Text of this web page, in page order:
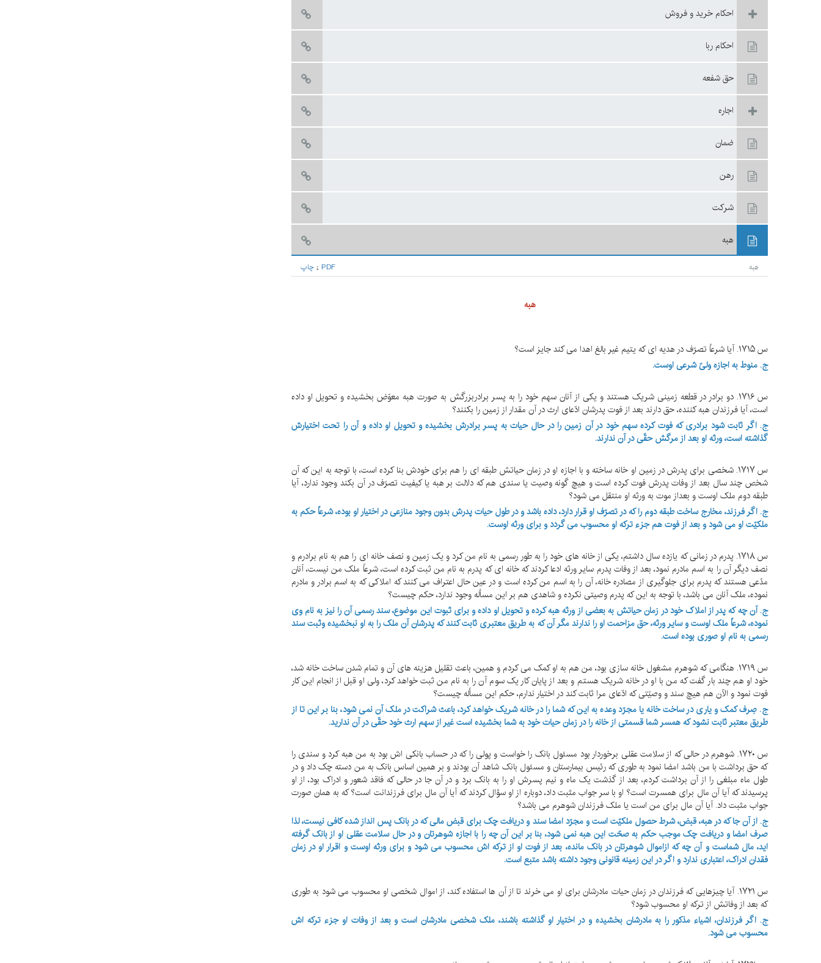
احكام خريد و فروش
احكام ربا
حق شفعه
اجاره
ضمان
رهن
شركت
هبه
هبه چاپ ; PDF
هبه
س ۱۷۱۵. آیا شرعاً تصرّف در هدیه ای که یتیم غیر بالغ اهدا می کند جایز است؟
ج. منوط به اجازه ولیّ شرعی اوست.
س ۱۷۱۶. دو برادر در قطعه زمینی شریک هستند و یکی از آنان سهم خود را به پسر برادربزرگش به صورت هبه معوّض بخشیده و تحویل او داده
است، آیا فرزندان هبه کننده، حق دارند بعد از فوت پدرشان ادّعای ارث در آن مقدار از زمین را بکنند؟
ج. اگر ثابت شود برادری که فوت کرده سهم خود در آن زمین را در حال حیات به پسر برادرش بخشیده و تحویل او داده و آن را تحت اختیارش
گذاشته است، ورثه او بعد از مرگش حقّی در آن ندارند.
س ۱۷۱۷. شخصی برای پدرش در زمین او خانه ساخته و با اجازه او در زمان حیاتش طبقه ای را هم برای خودش بنا کرده است، با توجه به این که آن
شخص چند سال بعد از وفات پدرش فوت کرده است و هیچ گونه وصیت یا سندی هم که دلالت بر هبه یا کیفیت تصرّف در آن بکند وجود ندارد، آیا
طبقه دوم ملک اوست و بعداز موت به ورثه او منتقل می شود؟
ج. اگر فرزند، مخارج ساخت طبقه دوم را که در تصرّف او قرار دارد، داده باشد و در طول حیات پدرش بدون وجود منازعی در اختیار او بوده، شرعاً حکم به
ملکیّت او می شود و بعد از فوت هم جزء ترکه او محسوب می گردد و برای ورثه اوست.
س ۱۷۱۸. پدرم در زمانی که یازده سال داشتم، یکی از خانه های خود را به طور رسمی به نام من کرد و یک زمین و نصف خانه ای را هم به نام برادرم و
نصف دیگر آن را به اسم مادرم نمود، بعد از وفات پدرم سایر ورثه ادعا کردند که خانه ای که پدرم به نام من ثبت کرده است، شرعاً ملک من نیست، آنان
مدّعی هستند که پدرم برای جلوگیری از مصادره خانه، آن را به اسم من کرده است و در عین حال اعتراف می کنند که املاکی که به اسم برادر و مادرم
نموده، ملک آنان می باشد، با توجه به این که پدرم وصیتی نکرده و شاهدی هم بر این مسأله وجود ندارد، حکم چیست؟
ج. آن چه که پدر از املاک خود در زمان حیاتش به بعضی از ورثه هبه کرده و تحویل او داده و برای ثبوت این موضوع، سند رسمی آن را نیز به نام وی
نموده، شرعاً ملک اوست و سایر ورثه، حق مزاحمت او را ندارند مگر آن که به طریق معتبری ثابت کنند که پدرشان آن ملک را به او نبخشیده وثبت سند
رسمی به نام او صوری بوده است.
س ۱۷۱۹. هنگامی که شوهرم مشغول خانه سازی بود، من هم به او کمک می کردم و همین، باعث تقلیل هزینه های آن و تمام شدن ساخت خانه شد،
خود او هم چند بار گفت که من با او در خانه شریک هستم و بعد از پایان کار یک سوم آن را به نام من ثبت خواهد کرد، ولی او قبل از انجام این کار
فوت نمود و الآن هم هیچ سند و وصیّتی که ادّعای مرا ثابت کند در اختیار ندارم، حکم این مسأله چیست؟
ج. صِرف کمک و یاری در ساخت خانه یا مجرّد وعده به این که شما را در خانه شریک خواهد کرد، باعث شراکت در ملک آن نمی شود، بنا بر این تا از
طریق معتبر ثابت نشود که همسر شما قسمتی از خانه را در زمان حیات خود به شما بخشیده است غیر از سهم ارث خود حقّی در آن ندارید.
س ۱۷۲۰. شوهرم در حالی که از سلامت عقلی برخوردار بود مسئول بانک را خواست و پولی را که در حساب بانکی اش بود به من هبه کرد و سندی را
که حق برداشت با من باشد امضا نمود به طوری که رئیس بیمارستان و مسئول بانک شاهد آن بودند و بر همین اساس بانک به من دسته چک داد و در
طول ماه مبلغی را از آن برداشت کردم، بعد از گذشت یک ماه و نیم پسرش او را به بانک برد و در آن جا در حالی که فاقد شعور و ادراک بود، از او
پرسیدند که آیا آن مال برای همسرت است؟ او با سر جواب مثبت داد، دوباره از او سؤال کردند که آیا آن مال برای فرزندانت است؟ که به همان صورت
جواب مثبت داد. آیا آن مال برای من است یا ملک فرزندان شوهرم می باشد؟
ج. از آن جا که در هبه، قبض، شرط حصول ملکیّت است و مجرّد امضا سند و دریافت چک برای قبض مالی که در بانک پس انداز شده کافی نیست، لذا
صرف امضا و دریافت چک موجب حکم به صحّت این هبه نمی شود، بنا بر این آن چه را با اجازه شوهرتان و در حال سلامت عقلی او از بانک گرفته
اید، مال شماست و آن چه که ازاموال شوهرتان در بانک مانده، بعد از فوت او از ترکه اش محسوب می شود و برای ورثه اوست و اقرار او در زمان
فقدان ادراک، اعتباری ندارد و اگر در این زمینه قانونی وجود داشته باشد متبع است.
س ۱۷۲۱. آیا چیزهایی که فرزندان در زمان حیات مادرشان برای او می خرند تا از آن ها استفاده کند، از اموال شخصی او محسوب می شود به طوری
که بعد از وفاتش از ترکه او محسوب شود؟
ج. اگر فرزندان، اشیاء مذکور را به مادرشان بخشیده و در اختیار او گذاشته باشند، ملک شخصی مادرشان است و بعد از وفات او جزء ترکه اش
محسوب می شود.